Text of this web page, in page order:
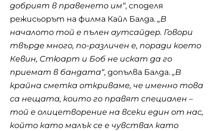
добрият в правенето им“, споделя
режисьорът на филма Кайл Балда. „В
началото той е пълен аутсайдер. Говори
твърде много, по-различен е, поради което
Кевин, Стюарт и Боб не искат да го
приемат в бандата“, допълва Балда. „В
крайна сметка откриваме, че именно това
са нещата, които го правят специален –
той е олицетворение на всеки един от нас,
който като малък се е чувствал като